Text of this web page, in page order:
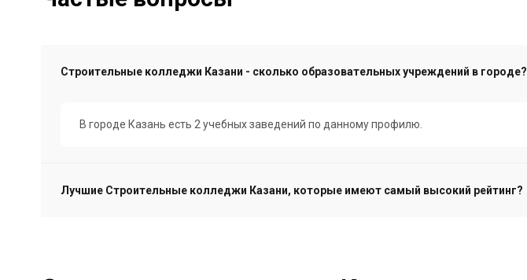
Строительные колледжи Казани - сколько образовательных учреждений в городе?
В городе Казань есть 2 учебных заведений по данному профилю.
Лучшие Строительные колледжи Казани, которые имеют самый высокий рейтинг?